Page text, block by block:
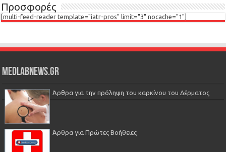
Προσφορές
[multi-feed-reader template="iatr-pros" limit="3" nocache="1"]
Medlabnews.gr
Άρθρα για την πρόληψη του καρκίνου του Δέρματος
Άρθρα για Πρώτες Βοήθειες